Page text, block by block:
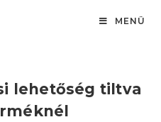
MENÜ
lehetőség tiltva